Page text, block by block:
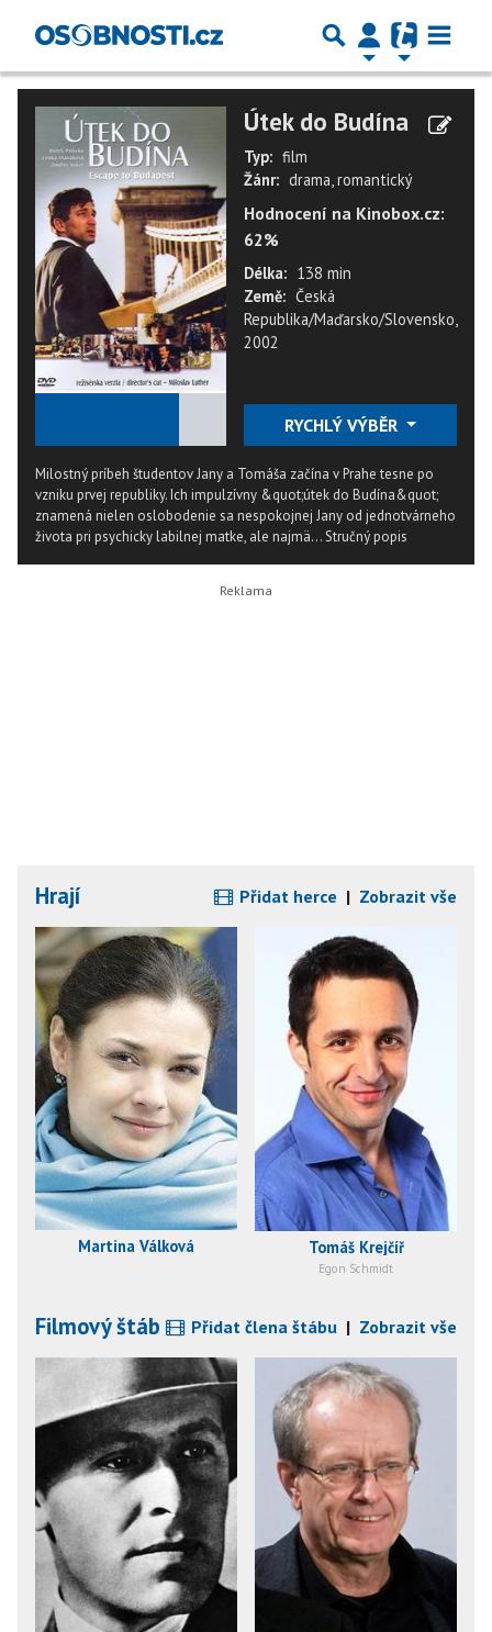
Útek do Budína
Typ: film
Žánr: drama, romantický
Hodnocení na Kinobox.cz:
62%
Délka: 138 min
Země: Česká
Republika/Maďarsko/Slovensko,
2002
RYCHLÝ VÝBĚR
Milostný príbeh študentov Jany a Tomáša začína v Prahe tesne po
vzniku prvej republiky. Ich impulzívny &quot;útek do Budína&quot;
znamená nielen oslobodenie sa nespokojnej Jany od jednotvárneho
života pri psychicky labilnej matke, ale najmä...Stručný popis
Hrají Přidat herce | Zobrazit vše
Martina Válková Tomáš Krejčíř
Egon Schmidt
Filmový štáb Přidat člena štábu | Zobrazit vše